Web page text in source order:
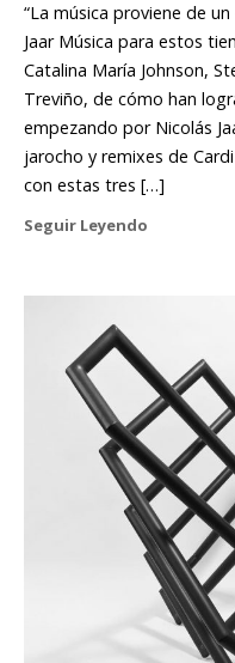
“La música proviene de
Jaar Música para estos
Catalina María Johnson,
Treviño, de cómo han
empezando por Nicolás
jarocho y remixes de
con estas tres […]
Seguir Leyendo